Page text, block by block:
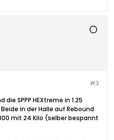
#3
die SPPP HEXtreme in 1.25
in der Halle auf Rebound
mit 24 Kilo (selber bespannt